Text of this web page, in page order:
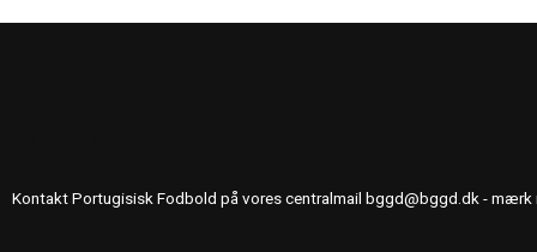
Kontakt Portugisisk Fodbold på vores centralmail bggd@bggd.dk- mærk